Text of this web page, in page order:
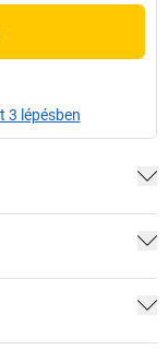
3 lépésben